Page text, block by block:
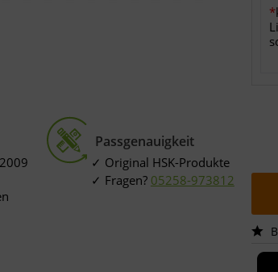
Passgenauigkeit
Original HSK-Produkte
Fragen? 05258-973812
*